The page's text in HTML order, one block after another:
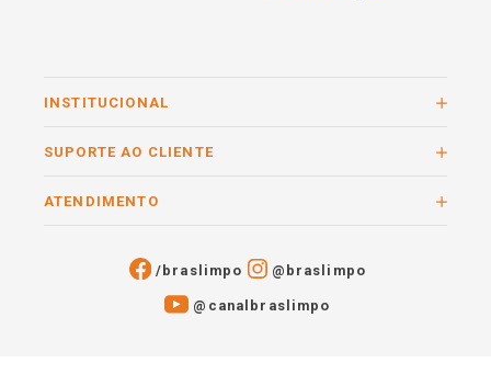
INSTITUCIONAL
SUPORTE AO CLIENTE
ATENDIMENTO
/braslimpo @braslimpo
@canalbraslimpo​